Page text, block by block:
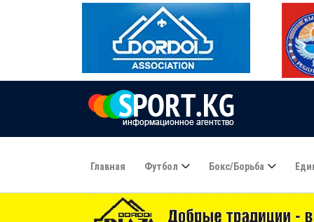
Главная Футбол Бокс/борьба